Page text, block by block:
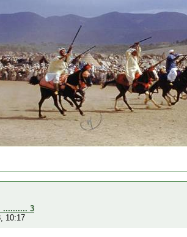
.......... 3
10:17